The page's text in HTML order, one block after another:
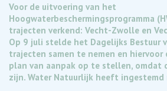
Voor de uitvoering van het
Hoogwaterbeschermingsprogramma
trajecten verkend: Vecht-Zwolle en
Op 9 juli stelde het Dagelijks Bestuur
trajecten samen te nemen en hiervoor
plan van aanpak op te stellen, omdat
zijn. Water Natuurlijk heeft